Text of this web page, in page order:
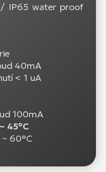
IP65 water proof
40mA
< 1 uA
100mA
45°C
60°C